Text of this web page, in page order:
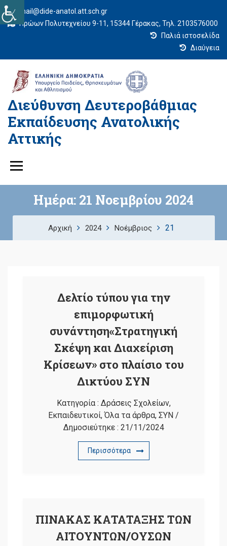
mail@dide-anatol.att.sch.gr
Ηρώων Πολυτεχνείου 9-11, 15344 Γέρακας, Τηλ. 2103576000
Παλιά ιστοσελίδα
Διαύγεια
Διεύθυνση Δευτεροβάθμιας
Εκπαίδευσης Ανατολικής
Αττικής
Ημέρα: 21 Νοεμβρίου 2024
Αρχική 2024 Νοέμβριος 21
Δελτίο τύπου για την
επιμορφωτική
συνάντηση«Στρατηγική
Σκέψη και Διαχείριση
Κρίσεων» στο πλαίσιο του
Δικτύου ΣΥΝ
Κατηγορία : Δράσεις Σχολείων,
Εκπαιδευτικοί,Όλα τα άρθρα, ΣΥΝ /
Δημοσιεύτηκε : 21/11/2024
Περισσότερα
ΠΙΝΑΚΑΣ ΚΑΤΑΤΑΞΗΣ ΤΩΝ
ΑΙΤΟΥΝΤΩΝ/ΟΥΣΩΝ